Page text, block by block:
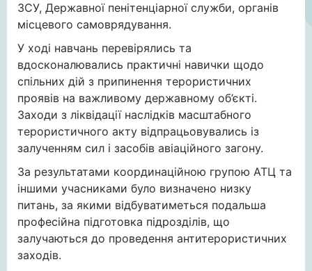
ЗСУ, Державної пенітенціарної служби, органів
місцевого самоврядування.
У ході навчань перевірялись та
вдосконалювались практичні навички щодо
спільних дій з припинення терористичних
проявів на важливому державному об’єкті.
Заходи з ліквідації наслідків масштабного
терористичного акту відпрацьовувались із
залученням сил і засобів авіаційного загону.
За результатами координаційною групою АТЦ та
іншими учасниками було визначено низку
питань, за якими відбуватиметься подальша
професійна підготовка підрозділів, що
залучаються до проведення антитерористичних
заходів.